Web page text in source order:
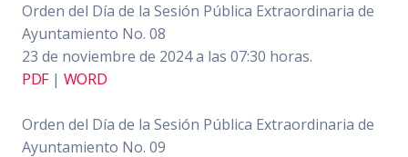
Orden del Día de la Sesión Pública Extraordinaria de
Ayuntamiento No. 08
23 de noviembre de 2024 a las 07:30 horas.
PDF| WORD
Orden del Día de la Sesión Pública Extraordinaria de
Ayuntamiento No. 09